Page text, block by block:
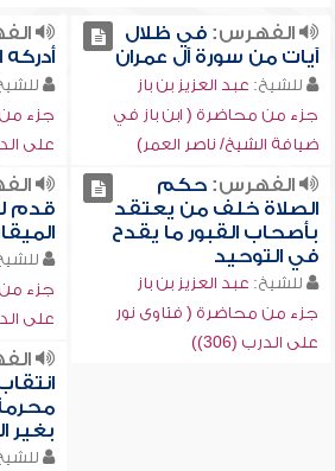
الفهرس:في ظلال
آيات من سورة آل عمران
للشيخ: عبد العزيز بن باز
جزء من محاضرة ( ابن باز في
ضيافة الشيخ/ ناصر العمر)
أدركه
جزء من
على
الفهرس:حكم
الصلاة خلف من يعتقد
بأصحاب القبور ما يقدح
في التوحيد
للشيخ: عبد العزيز بن باز
جزء من محاضرة ( فتاوى نور
على الدرب (306))
قدم
جزء من
على
بغير